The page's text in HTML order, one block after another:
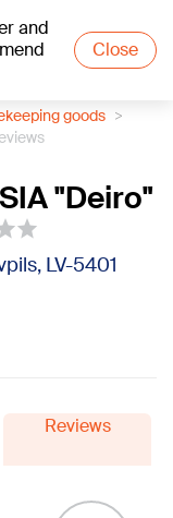
and
Close
goods
"Deiro"
LV-5401
Reviews